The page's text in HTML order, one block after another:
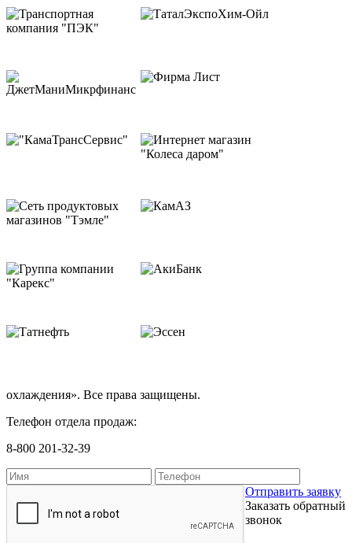
охлаждения». Все права защищены.
Телефон отдела продаж:
8-800 201-32-39
Отправить заявку
Заказать обратный
звонок